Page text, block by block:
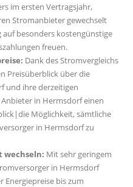
im ersten Vertragsjahr,
Stromanbieter gewechselt
auf besonders kostengünstige
freuen.
Dank des Stromvergleichs
Preisüberblick über die
und ihre derzeitigen
in Hermsdorf einen
Möglichkeit, sämtliche
in Hermsdorf zu
wechseln: Mit sehr geringem
in Hermsdorf
Energiepreise bis zum